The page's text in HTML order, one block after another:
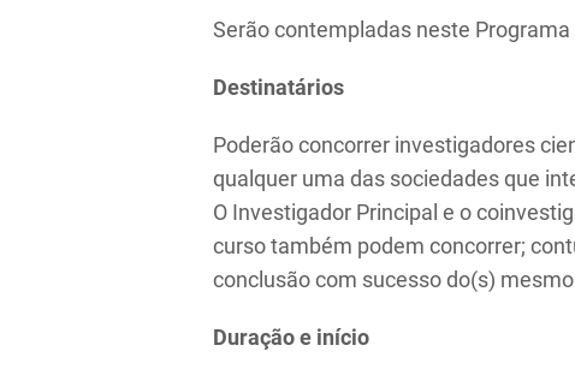
Serão contempladas neste
Destinatários
Poderão concorrer investigadores
qualquer uma das sociedades que
O Investigador Principal e o
curso também podem concorrer;
conclusão com sucesso do(s)
Duração e início